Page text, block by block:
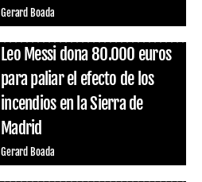
Gerard Boada
Leo Messi dona 80.000 euros
para paliar el efecto de los
incendios en la Sierra de
Madrid
Gerard Boada